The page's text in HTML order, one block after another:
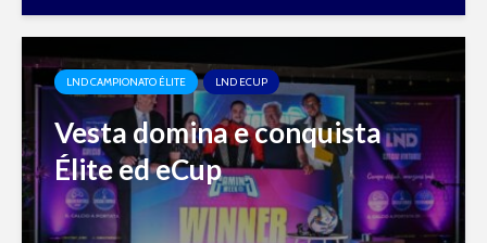
LND CAMPIONATO ÉLITE LND ECUP
Vesta domina e conquista
Élite ed eCup